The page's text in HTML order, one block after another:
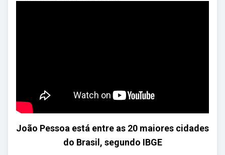
João Pessoa está entre as 20 maiores cidades
do Brasil, segundo IBGE